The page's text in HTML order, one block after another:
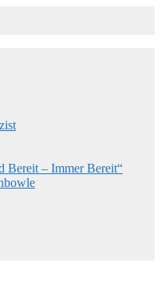
Bereit – Immer Bereit“